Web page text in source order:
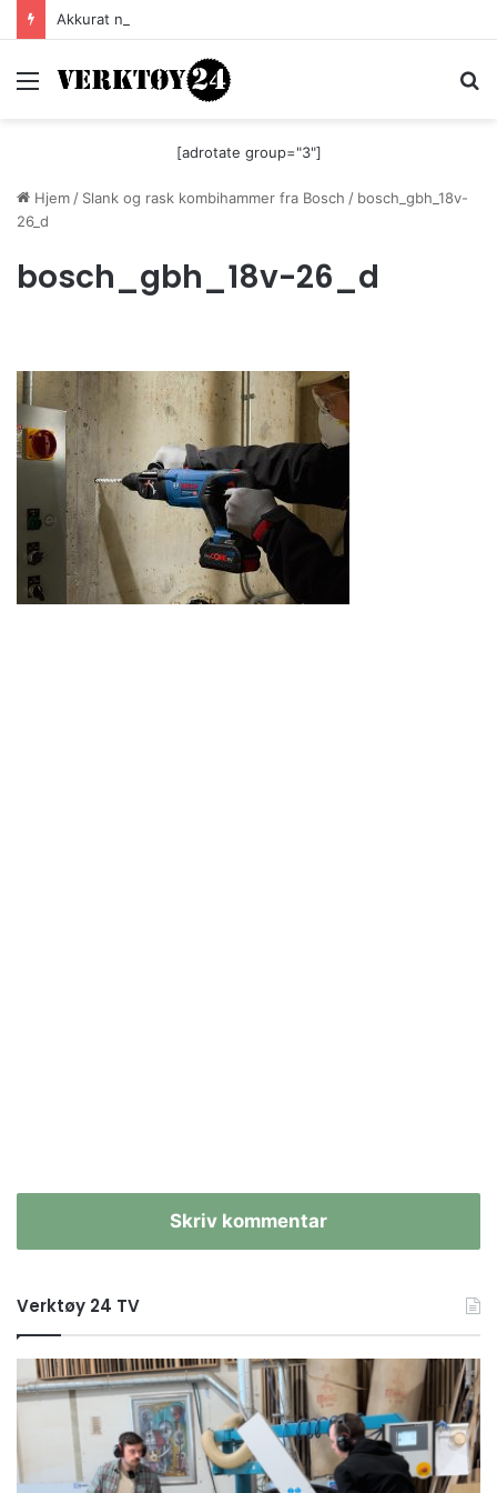
Akkurat nå er batteri-bordsaga til Festool billigere
Meny
[adrotate group="3"]
Hjem / Slank og rask kombihammer fra Bosch / bosch_gbh_18v-
26_d
bosch_gbh_18v-26_d
Skriv kommentar
Verktøy 24 TV